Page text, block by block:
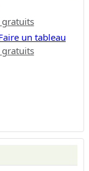
un tableau